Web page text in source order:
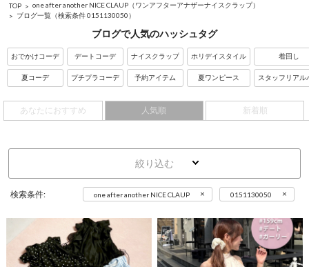
TOP
one after another NICE CLAUP（ワンアフターアナザーナイスクラップ）
ブログ一覧 （検索条件 0151130050）
ブログで人気のハッシュタグ
おでかけコーデ
夏コーデ
デートコーデ
プチプラコーデ
ナイスクラップ
予約アイテム
ホリデイスタイル
夏ワンピース
着回し
スタッフリアル
あなたにおすすめ 人気順 新着順
絞り込む
検索条件: one after another NICE CLAUP × 0151130050 ×